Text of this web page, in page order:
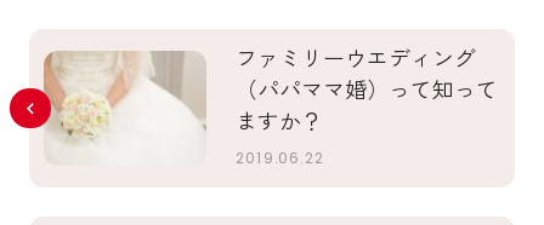
ファミリーウエディング
（パパママ婚）って知って
ますか？
2019.06.22